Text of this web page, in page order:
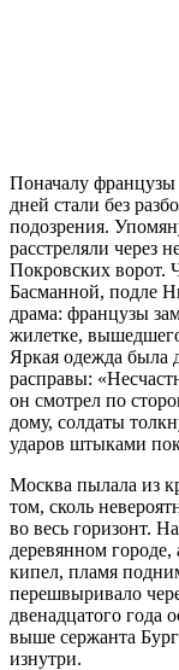
Поначалу французы
дней стали без
подозрения.
расстреляли через
Покровских ворот.
Басманной, подле
драма: французы
жилетке,
Яркая одежда была
расправы:
он смотрел по
дому, солдаты
ударов штыками
Москва пылала из
том, сколь
во весь горизонт.
деревянном
кипел, пламя
перешвыривало
двенадцатого года
выше сержанта
изнутри.